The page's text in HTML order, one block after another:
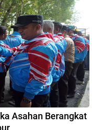
Asahan Berangkat